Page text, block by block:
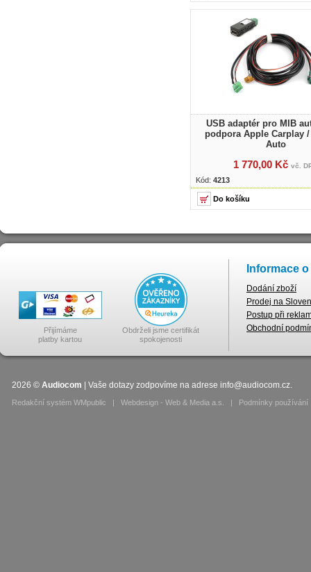
USB adaptér pro MIB
podpora Apple Carplay
Auto
1 770,00 Kč vč.
Kód: 4213
Přijímáme
platby kartou
Obdrželi jsme certifikát
spokojenosti
Informace
Dodání zboží
Prodej na
Postup při
Obchodní
2026 © Audiocom | Vaše dotazy zodpovíme na adrese info@audiocom.cz.
Redakční systém WMpublic | Webdesign - Web & Media a.s. | Podmínky používání